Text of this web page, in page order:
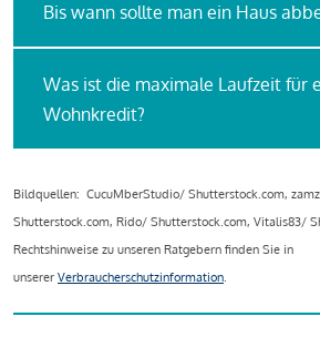
Bis wann sollte man ein Haus
Was ist die maximale Laufzeit für
Wohnkredit?
Bildquellen: CucuMberStudio/ Shutterstock.com,
Shutterstock.com, Rido/ Shutterstock.com, Vitalis83/
Rechtshinweise zu unseren Ratgebern finden Sie in
unserer Verbraucherschutzinformation.